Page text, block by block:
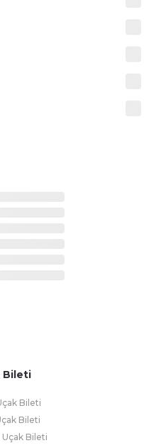
Bileti
Bileti
Bileti
Bileti